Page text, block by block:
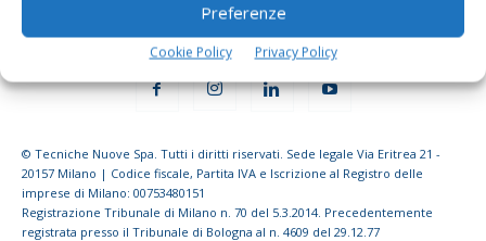
Preferenze
Cookie Policy Privacy Policy
© Tecniche Nuove Spa. Tutti i diritti riservati. Sede legale Via Eritrea 21 -
20157 Milano | Codice fiscale, Partita IVA e Iscrizione al Registro delle
imprese di Milano: 00753480151
Registrazione Tribunale di Milano n. 70 del 5.3.2014. Precedentemente
registrata presso il Tribunale di Bologna al n. 4609 del 29.12.77